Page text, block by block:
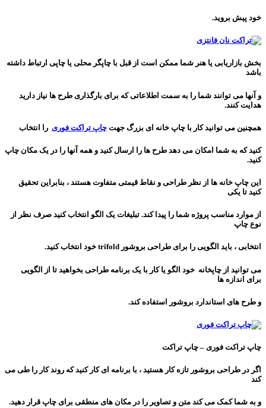
خود پیش بروید.
بخش بازاریابی یا هنر شما ممکن است از قبل با چاپگر محلی یا چاپی ارتباط داشته
باشد
و آنها می توانند شما را به سمت اطلاعاتی که برای بارگذاری طرح ها نیاز دارید
هدایت کنند.
همچنین می توانید کار با چاپ خانه ای بزرگ جهت چاپ تراکت فوری را انتخاب
کنید که به شما امکان می دهد طرح ها را
ارسال کنید و همه آنها را در یک مکان چاپ
کنید.
این چاپ خانه ها از نظر طراحی و نقاط قیمتی متفاوت هستند ، بنابراین تحقیق
کنید تا یکی
از موارد مناسب پروژه شما را پیدا کند. تبلیغات یک الگو انتخاب کنید صرف نظر از
نوع چاپ
انتخابی ، باید الگویی را برای طراحی بروشور trifold خود انتخاب کنید.
می توانید از چاپخانه خود الگو یا کار با یک برنامه طراحی بخواهید تا از الگویی
برای اندازه ها
و طرح های استاندارد بروشور استفاده کند.
چاپ تراکت فوری – چاپ تراکت
اگر در طراحی بروشور تازه کار هستید ، با برنامه ای کار کنید که روند کار را طی می
کند
و به شما کمک می کند متن و تصاویر را در مکان های منطقی برای چاپ قرار دهید.